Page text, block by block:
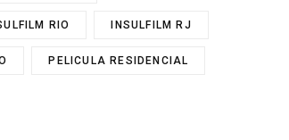
RIO INSULFILM RJ
PELICULA RESIDENCIAL